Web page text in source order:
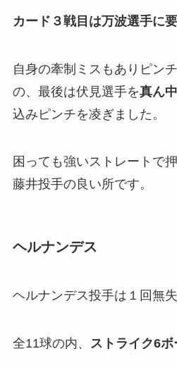
カード３戦目は万波選手に
自身の牽制ミスもありピン
の、最後は伏見選手を真ん
込みピンチを凌ぎました。
困っても強いストレートで
藤井投手の良い所です。
ヘルナンデス
ヘルナンデス投手は１回無
全11球の内、 ストライク6ボ